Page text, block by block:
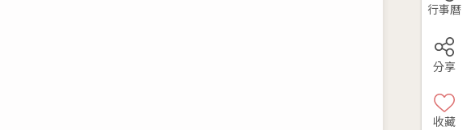
行事曆
分享
收藏